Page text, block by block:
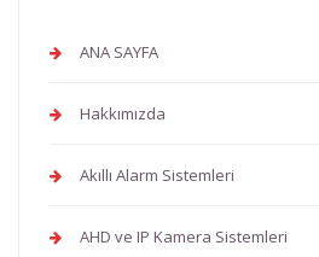
ANA SAYFA
Hakkımızda
Akıllı Alarm Sistemleri
AHD ve IP Kamera Sistemleri